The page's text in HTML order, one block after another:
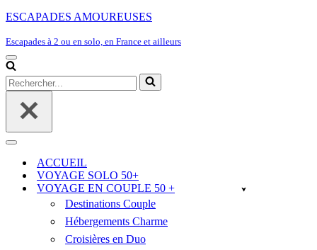
ESCAPADES AMOUREUSES
Escapades à 2 ou en solo, en France et ailleurs
Menu
de
navigation
Rechercher...
Menu
navigationACCUEIL
VOYAGE SOLO 50+
VOYAGE EN COUPLE 50 +
Destinations Couple
Hébergements Charme
Croisières en Duo